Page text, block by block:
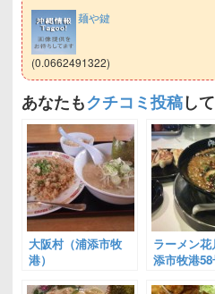
麺や鍵
(0.0662491322)
あなたもクチコミ投稿し
大阪村（浦添市牧
港）
ラーメン
添市牧港58